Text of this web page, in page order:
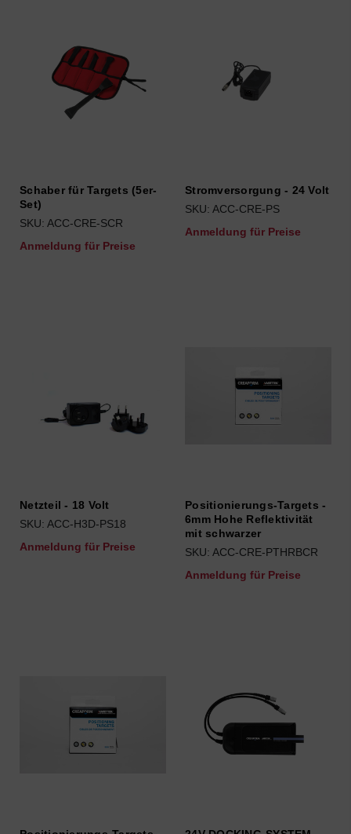
Schaber für Targets (5er-
Set)
SKU: ACC-CRE-SCR
Anmeldung für Preise
Stromversorgung - 24 Volt
SKU: ACC-CRE-PS
Anmeldung für Preise
Netzteil - 18 Volt
SKU: ACC-H3D-PS18
Anmeldung für Preise
Positionierungs-Targets -
6mm Hohe Reflektivität
mit schwarzer
SKU: ACC-CRE-PTHRBCR
Anmeldung für Preise